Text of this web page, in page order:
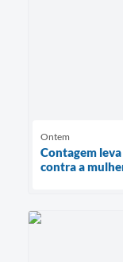
Ontem
Contagem
contra a